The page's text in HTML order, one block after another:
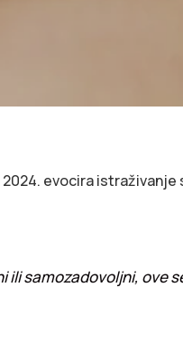
evocira istraživanje
ili samozadovoljni, ove